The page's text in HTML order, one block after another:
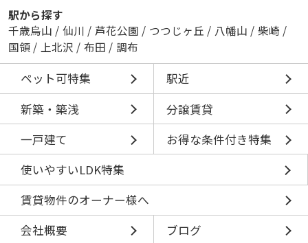
駅から探す
千歳烏山 / 仙川 / 芦花公園 / つつじヶ丘 / 八幡山 / 柴崎 /
国領 / 上北沢 / 布田 / 調布
ペット可特集
駅近
新築・築浅
分譲賃貸
一戸建て
お得な条件付き特集
使いやすいLDK特集
賃貸物件のオーナー様へ
会社概要
ブログ